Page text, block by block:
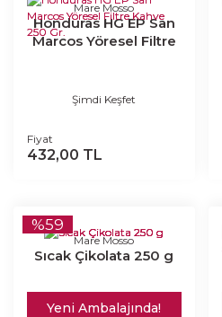
Mare Mosso
Honduras HG EP San
Marcos Yöresel Filtre
Şimdi Keşfet
Fiyat
432,00 TL
%59
Mare Mosso
Sıcak Çikolata 250 g
Yeni Ambalajında!